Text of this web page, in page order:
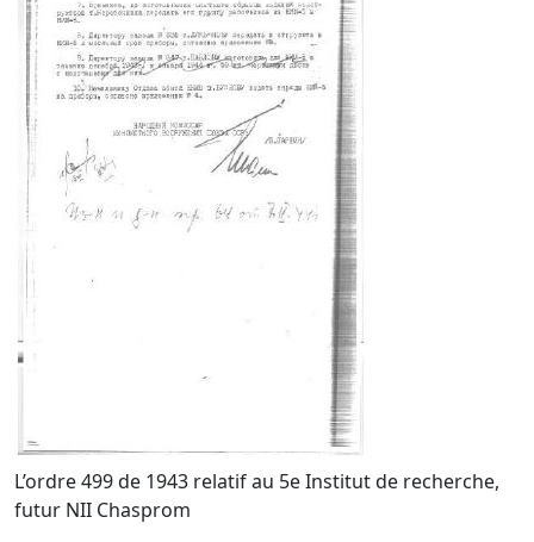
L’ordre 499 de 1943 relatif au 5e Institut de recherche,
futur NII Chasprom